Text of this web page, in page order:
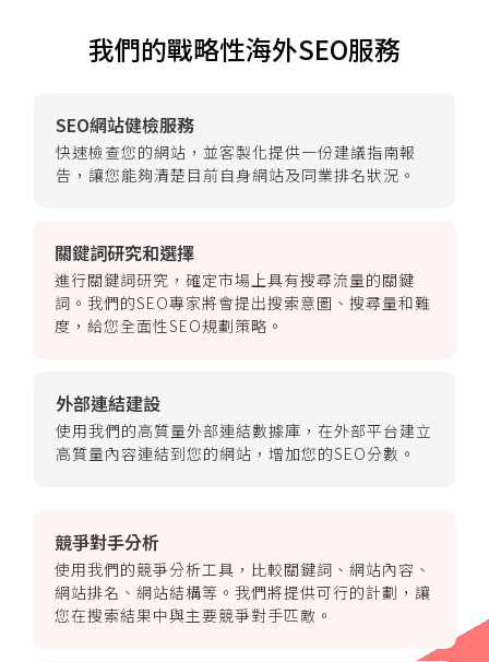
我們的戰略性海外SEO服務
SEO網站健檢服務
快速檢查您的網站，並客製化提供一份建議指南報
告，讓您能夠清楚目前自身網站及同業排名狀況。
關鍵詞研究和選擇
進行關鍵詞研究，確定市場上具有搜尋流量的關鍵
詞。我們的SEO專家將會提出搜索意圖、搜尋量和難
度，給您全面性SEO規劃策略。
外部連結建設
使用我們的高質量外部連結數據庫，在外部平台建立
高質量內容連結到您的網站，增加您的SEO分數。
競爭對手分析
使用我們的競爭分析工具，比較關鍵詞、網站內容、
網站排名、網站結構等。我們將提供可行的計劃，讓
您在搜索結果中與主要競爭對手匹敵。